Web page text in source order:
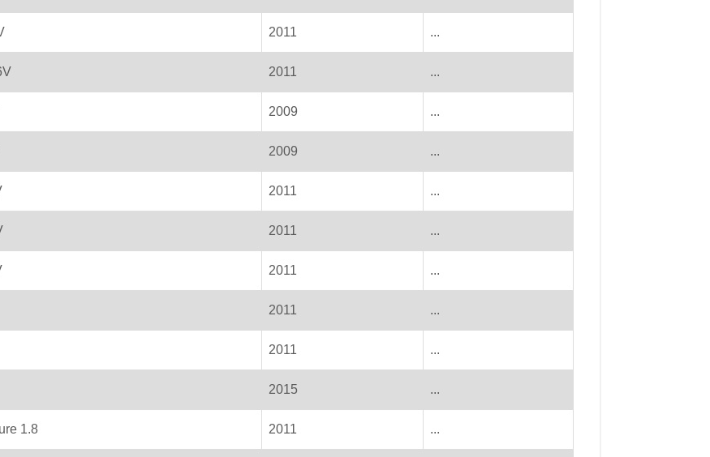
2011 ...
2011 ...
2009 ...
2009 ...
2011 ...
2011 ...
2011 ...
2011 ...
2011 ...
2015 ...
1.8 2011 ...